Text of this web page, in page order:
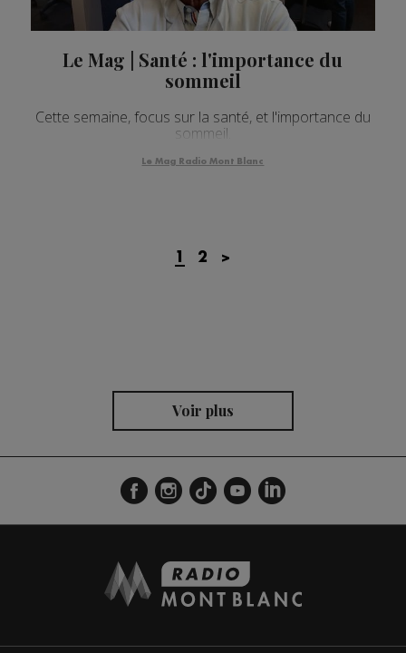
Le Mag | Santé : l'importance du
sommeil
Cette semaine, focus sur la santé, et l'importance du
sommeil.
Le Mag Radio Mont Blanc
1 2 >